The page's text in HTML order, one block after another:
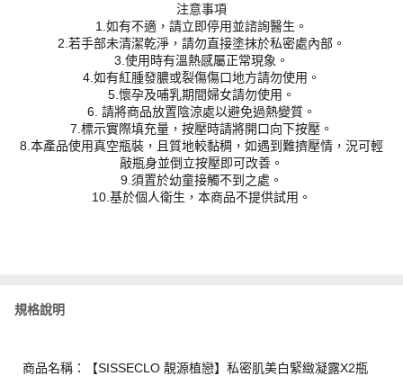
注意事項
1.如有不適，請立即停用並諮詢醫生。
2.若手部未清潔乾淨，請勿直接塗抹於私密處內部。
3.使用時有溫熱感屬正常現象。
4.如有紅腫發膿或裂傷傷口地方請勿使用。
5.懷孕及哺乳期間婦女請勿使用。
6. 請將商品放置陰涼處以避免過熱變質。
7.標示實際填充量，按壓時請將開口向下按壓。
8.本產品使用真空瓶裝，且質地較黏稠，如遇到難擠壓情，況可輕
敲瓶身並倒立按壓即可改善。
9.須置於幼童接觸不到之處。
10.基於個人衛生，本商品不提供試用。
規格說明
商品名稱：【SISSECLO 靚源植戀】私密肌美白緊緻凝露X2瓶